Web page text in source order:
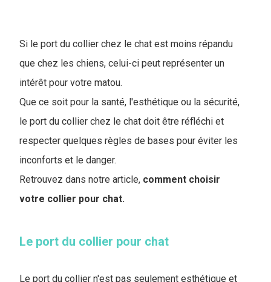
Si le port du collier chez le chat est moins répandu
que chez les chiens, celui-ci peut représenter un
intérêt pour votre matou.
Que ce soit pour la santé, l'esthétique ou la sécurité,
le port du collier chez le chat doit être réfléchi et
respecter quelques règles de bases pour éviter les
inconforts et le danger.
Retrouvez dans notre article, comment choisir
votre collier pour chat.
Le port du collier pour chat
Le port du collier n'est pas seulement esthétique et